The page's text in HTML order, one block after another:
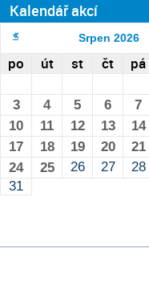
Kalendář akcí
Srpen 2026
po út st čt pá
3
4 5 6 7
10
11 12 13 14
17
18 19 20 21
24
25 26 27 28
31